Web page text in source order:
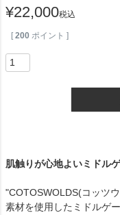
¥22,000税込
[ 200 ポイント ]
肌触りが心地よいミドル
"COTOSWOLDS(コッツ
素材を使用したミドルゲ